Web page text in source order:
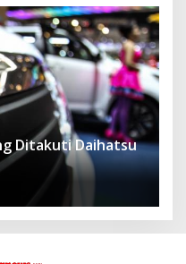
Ditakuti Daihatsu